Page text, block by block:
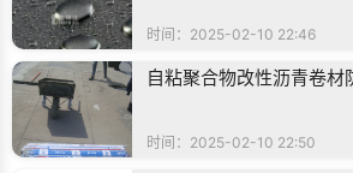
时间：2025-02-10 22:46
自粘聚合物改性沥青卷材
时间：2025-02-10 22:50